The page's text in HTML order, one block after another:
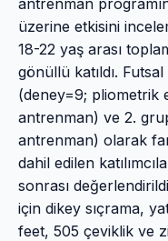
üzerine etkisini
18-22 yaş arası
gönüllü katıldı.
(deney=9; pliometrik
antrenman) ve 2.
antrenman) olarak
dahil edilen
sonrası
için dikey sıçrama,
feet, 505 çeviklik ve